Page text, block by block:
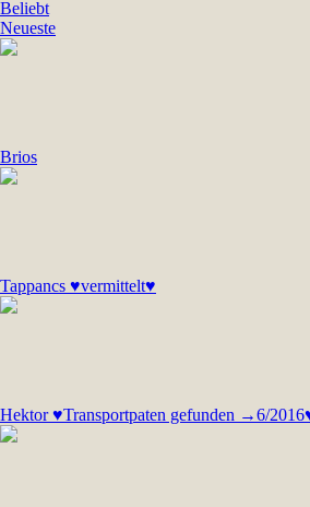
Beliebt
Neueste
Brios
Tappancs ♥vermittelt♥
Hektor ♥Transportpaten gefunden →6/